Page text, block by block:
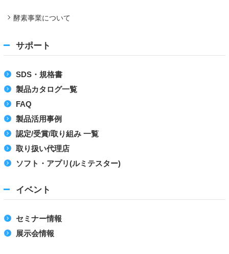
酵素事業について
サポート
SDS・規格書
製品カタログ一覧
FAQ
製品活用事例
認定/受賞/取り組み 一覧
取り扱い代理店
ソフト・アプリ(ルミテスター)
イベント
セミナー情報
展示会情報